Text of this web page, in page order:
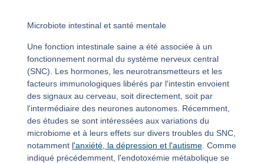
Microbiote intestinal et santé mentale
Une fonction intestinale saine a été associée à un
fonctionnement normal du système nerveux central
(SNC). Les hormones, les neurotransmetteurs et les
facteurs immunologiques libérés par l'intestin envoient
des signaux au cerveau, soit directement, soit par
l'intermédiaire des neurones autonomes. Récemment,
des études se sont intéressées aux variations du
microbiome et à leurs effets sur divers troubles du SNC,
notamment l'anxiété, la dépression et l'autisme. Comme
indiqué précédemment, l'endotoxémie métabolique se